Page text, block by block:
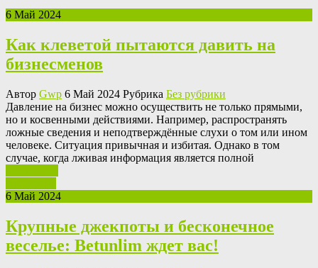
6 Май 2024
Как клеветой пытаются давить на
бизнесменов
Автор Gwp 6 Май 2024 Рубрика Без рубрики
Дaвлeниe на бизнес можно осуществить не только прямыми,
но и косвенными действиями. Например, распространять
ложные сведения и неподтверждённые слухи о том или ином
человеке. Ситуация привычная и избитая. Однако в том
случае, когда лживая информация является полной
6 Май 2024
Крупные джекпоты и бесконечное
веселье: Betunlim ждет вас!